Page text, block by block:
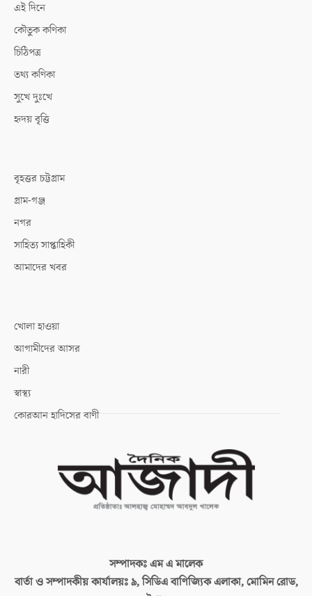
এই দিনে
কৌতুক কণিকা
চিঠিপত্র
তথ্য কণিকা
সুখে দুঃখে
হৃদয় বৃত্তি
বৃহত্তর চট্টগ্রাম
গ্রাম-গঞ্জ
নগর
সাহিত্য সাপ্তাহিকী
আমাদের খবর
খোলা হাওয়া
আগামীদের আসর
নারী
স্বাস্থ্য
কোরআন হাদিসের বাণী
সম্পাদকঃএম এ মালেক
বার্তা ও সম্পাদকীয় কার্যালয়ঃ৯, সিডিএ বাণিজ্যিক এলাকা, মোমিন রোড,